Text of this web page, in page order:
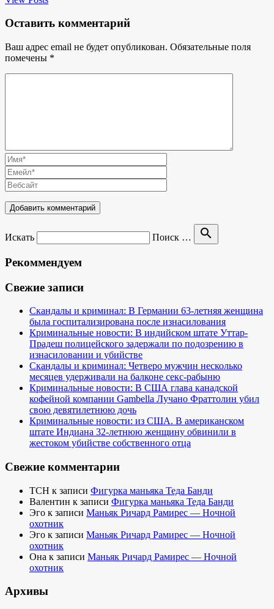
Оставить комментарий
Ваш адрес email не будет опубликован. Обязательные поля
помечены *
Искать Поиск … search
Рекоммендуем
Свежие записи
Скандалы и криминал: В Германии 63-летняя женщина
была госпитализирована после изнасилования
Криминальные новости: В индийском штате Уттар-
Прадеш полицейского задержали по подозрению в
изнасиловании и убийстве
Скандалы и криминал: Четверо мужчин несколько
месяцев удерживали на балконе секс-рабыню
Криминальные новости: В США глава канадской
кофейной компании Gambella Лучано Фраттолин убил
свою девятилетнюю дочь
Криминальные новости: из США. В американском
штате Индиана 32-летнюю женщину обвинили в
жестоком убийстве собственного отца
Свежие комментарии
TCH к записи Фигурка маньяка Теда Банди
Валентин к записи Фигурка маньяка Теда Банди
Эго к записи Маньяк Ричард Рамирес — Ночной
охотник
Эго к записи Маньяк Ричард Рамирес — Ночной
охотник
Она к записи Маньяк Ричард Рамирес — Ночной
охотник
Архивы